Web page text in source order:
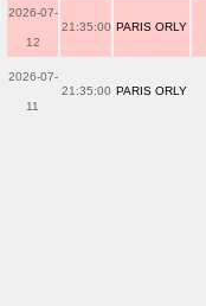
2026-07-
12
21:35:00 PARIS ORLY
2026-07-
11
21:35:00 PARIS ORLY